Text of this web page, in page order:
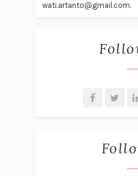
wati.artanto@gmail.com.